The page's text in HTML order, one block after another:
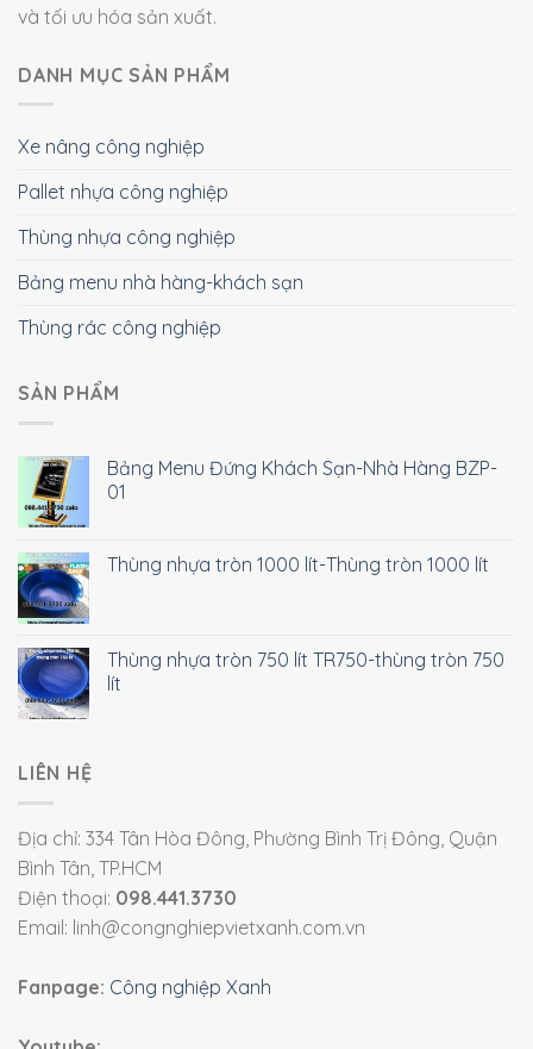
và tối ưu hóa sản xuất.
DANH MỤC SẢN PHẨM
Xe nâng công nghiệp
Pallet nhựa công nghiệp
Thùng nhựa công nghiệp
Bảng menu nhà hàng-khách sạn
Thùng rác công nghiệp
SẢN PHẨM
Bảng Menu Đứng Khách Sạn-Nhà Hàng BZP-
01
Thùng nhựa tròn 1000 lít-Thùng tròn 1000 lít
Thùng nhựa tròn 750 lít TR750-thùng tròn 750
lít
LIÊN HỆ
Địa chỉ: 334 Tân Hòa Đông, Phường Bình Trị Đông, Quận
Bình Tân, TP.HCM
Điện thoại: 098.441.3730
Email: linh@congnghiepvietxanh.com.vn
Fanpage: Công nghiệp Xanh